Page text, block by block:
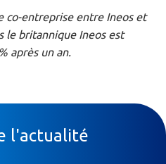
co-entreprise entre Ineos et
le britannique Ineos est
après un an.
l'actualité